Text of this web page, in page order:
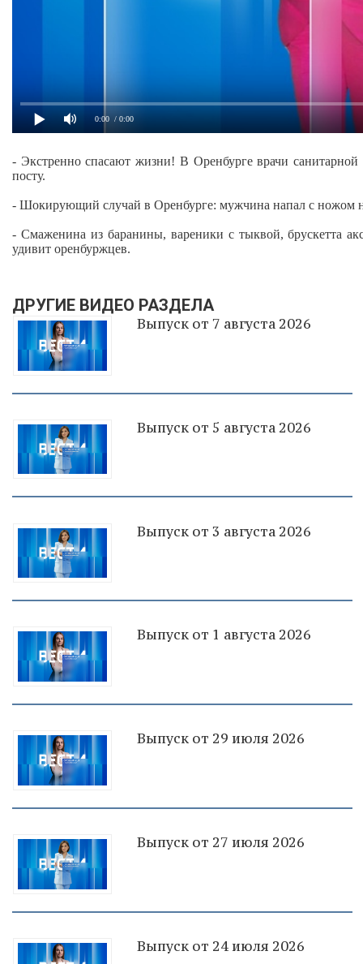
0:00 / 0:00
- Экстренно спасают жизни! В Оренбурге врачи
посту.
- Шокирующий случай в Оренбурге: мужчина напал с ножом
- Смаженина из баранины, вареники с тыквой, брускетта
удивит оренбуржцев.
ДРУГИЕ ВИДЕО РАЗДЕЛА
Выпуск от 7 августа 2026
Выпуск от 5 августа 2026
Выпуск от 3 августа 2026
Выпуск от 1 августа 2026
Выпуск от 29 июля 2026
Выпуск от 27 июля 2026
Выпуск от 24 июля 2026